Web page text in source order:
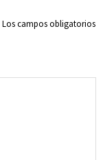
Los campos obligatorios